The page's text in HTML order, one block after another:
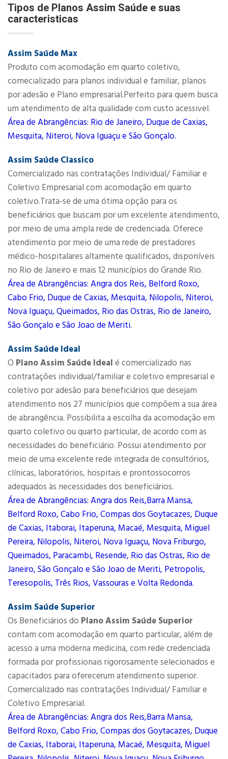
Tipos de Planos Assim Saúde e suas
caracteristicas
Assim Saúde Max
Produto com acomodação em quarto coletivo,
comecializado para planos individual e familiar, planos
por adesão e Plano empresarial.Perfeito para quem busca
um atendimento de alta qualidade com custo acessivel.
Área de Abrangências: Rio de Janeiro, Duque de Caxias,
Mesquita, Niteroi, Nova Iguaçu e São Gonçalo.
Assim Saúde Classico
Comercializado nas contratações Individual/ Familiar e
Coletivo Empresarial com acomodação em quarto
coletivo.Trata-se de uma ótima opção para os
beneficiários que buscam por um excelente atendimento,
por meio de uma ampla rede de credenciada. Oferece
atendimento por meio de uma rede de prestadores
médico-hospitalares altamente qualificados, disponíveis
no Rio de Janeiro e mais 12 municípios do Grande Rio.
Área de Abrangências: Angra dos Reis, Belford Roxo,
Cabo Frio, Duque de Caxias, Mesquita, Nilopolis, Niteroi,
Nova Iguaçu, Queimados, Rio das Ostras, Rio de Janeiro,
São Gonçalo e São Joao de Meriti.
Assim Saúde Ideal
O Plano Assim Saúde Ideal é comercializado nas
contratações individual/familiar e coletivo empresarial e
coletivo por adesão para beneficiários que desejam
atendimento nos 27 municípios que compõem a sua área
de abrangência. Possibilita a escolha da acomodação em
quarto coletivo ou quarto particular, de acordo com as
necessidades do beneficiário. Possui atendimento por
meio de uma excelente rede integrada de consultórios,
clínicas, laboratórios, hospitais e prontossocorros
adequados às necessidades dos beneficiários.
Área de Abrangências: Angra dos Reis,Barra Mansa,
Belford Roxo, Cabo Frio, Compas dos Goytacazes, Duque
de Caxias, Itaborai, Itaperuna, Macaé, Mesquita, Miguel
Pereira, Nilopolis, Niteroi, Nova Iguaçu, Nova Friburgo,
Queimados, Paracambi, Resende, Rio das Ostras, Rio de
Janeiro, São Gonçalo e São Joao de Meriti, Petropolis,
Teresopolis, Três Rios, Vassouras e Volta Redonda.
Assim Saúde Superior
Os Beneficiários do Plano Assim Saúde Superior
contam com acomodação em quarto particular, além de
acesso a uma moderna medicina, com rede credenciada
formada por profissionais rigorosamente selecionados e
capacitados para oferecerum atendimento superior.
Comercializado nas contratações Individual/ Familiar e
Coletivo Empresarial.
Área de Abrangências: Angra dos Reis,Barra Mansa,
Belford Roxo, Cabo Frio, Compas dos Goytacazes, Duque
de Caxias, Itaborai, Itaperuna, Macaé, Mesquita, Miguel